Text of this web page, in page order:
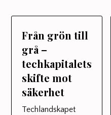
Från grön till
grå –
techkapitalets
skifte mot
säkerhet
Techlandskapet